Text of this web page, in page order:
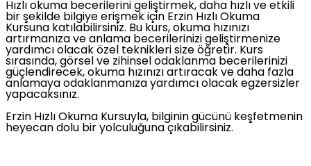
Hızlı okuma becerilerini geliştirmek, daha hızlı ve etkili
bir şekilde bilgiye erişmek için Erzin Hızlı Okuma
Kursuna katılabilirsiniz. Bu kurs, okuma hızınızı
artırmanıza ve anlama becerilerinizi geliştirmenize
yardımcı olacak özel teknikleri size öğretir. Kurs
sırasında, görsel ve zihinsel odaklanma becerilerinizi
güçlendirecek, okuma hızınızı artıracak ve daha fazla
anlamaya odaklanmanıza yardımcı olacak egzersizler
yapacaksınız.
Erzin Hızlı Okuma Kursuyla, bilginin gücünü keşfetmenin
heyecan dolu bir yolculuğuna çıkabilirsiniz.